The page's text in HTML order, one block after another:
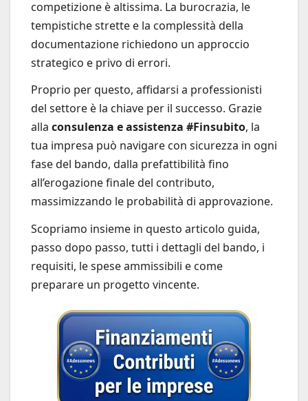
competizione è altissima. La burocrazia, le
tempistiche strette e la complessità della
documentazione richiedono un approccio
strategico e privo di errori.
Proprio per questo, affidarsi a professionisti
del settore è la chiave per il successo. Grazie
alla consulenza e assistenza #Finsubito, la
tua impresa può navigare con sicurezza in ogni
fase del bando, dalla prefattibilità fino
all’erogazione finale del contributo,
massimizzando le probabilità di approvazione.
Scopriamo insieme in questo articolo guida,
passo dopo passo, tutti i dettagli del bando, i
requisiti, le spese ammissibili e come
preparare un progetto vincente.